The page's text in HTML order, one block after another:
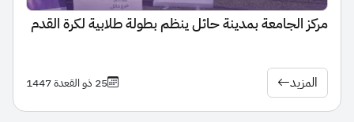
مركز الجامعة بمدينة حائل ينظم بطولة طلابية لكرة القدم
المزيد 25 ذو القعدة 1447